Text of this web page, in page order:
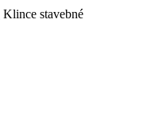
Klince stavebné